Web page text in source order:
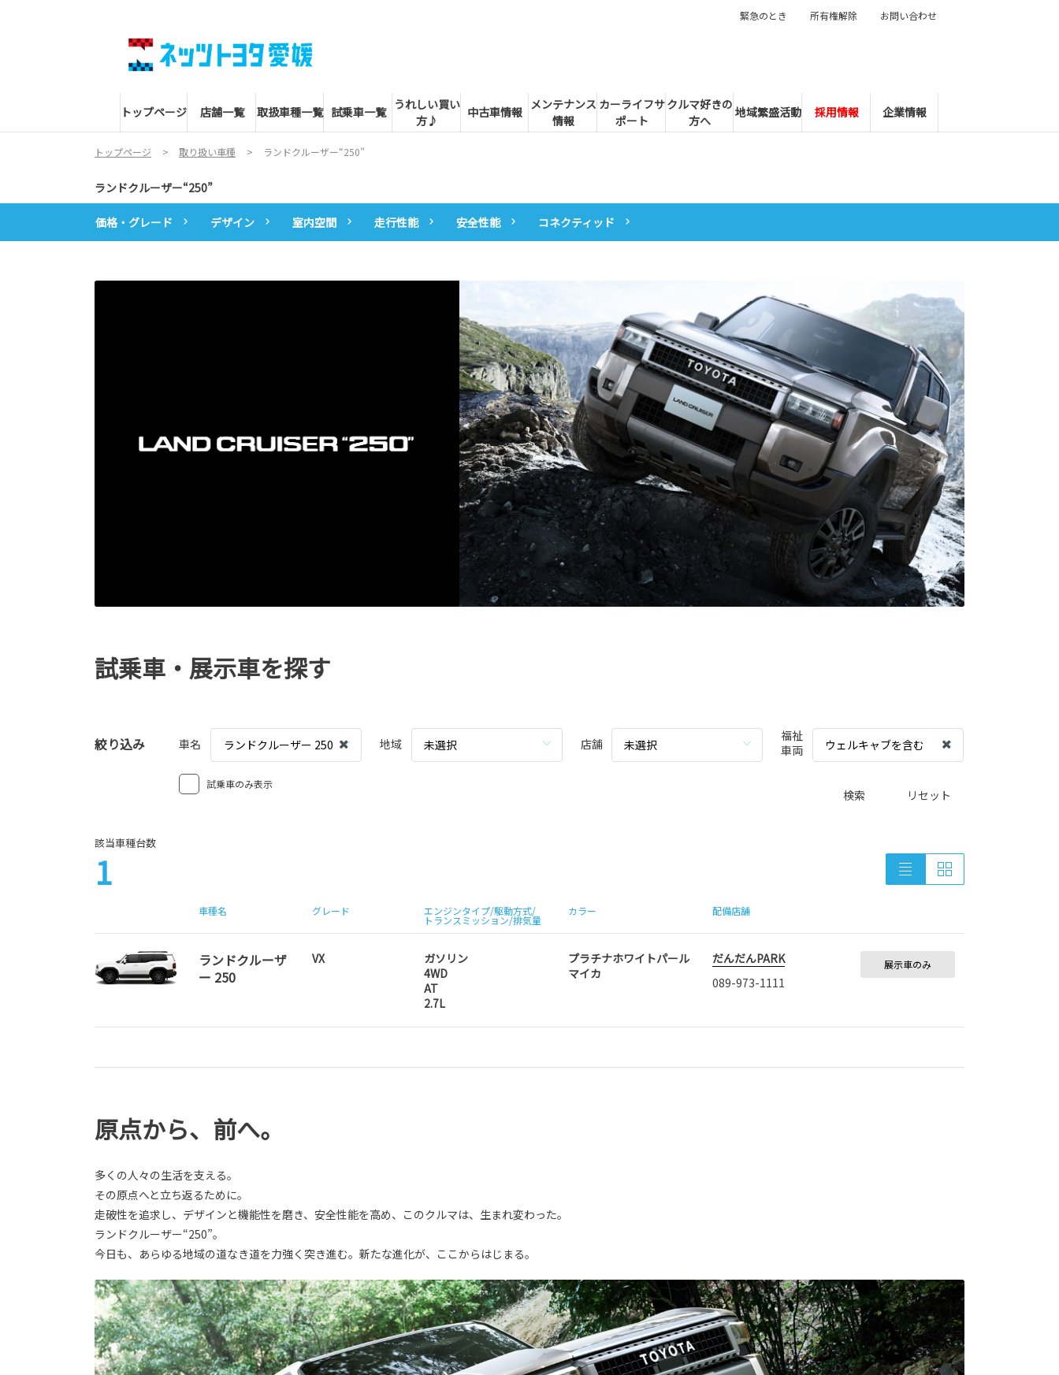
トップページ 店舗一覧 取扱車種一覧 試乗車一覧
うれしい買い
方♪
中古車情報 メンテナンス
情報
カーライフサ
ポート
クルマ好きの
方へ
地域繁盛活動 採用情報 企業情報
緊急のとき 所有権解除 お問い合わせ
トップページ 取り扱い車種 ランドクルーザー“250”
ランドクルーザー“250”
価格・グレード デザイン 室内空間 走行性能 安全性能 コネクティッド
試乗車・展示車を探す
絞り込み 車名 ランドクルーザー 250 地域 未選択 店舗 未選択
福祉
車両
ウェルキャブを含む
試乗車のみ表示
検索 リセット
該当車種台数
1
車種名 グレード エンジンタイプ/駆動方式/
トランスミッション/排気量
カラー 配備店舗
ランドクルーザ
ー 250
VX
ガソリン
4WD
AT
2.7L
プラチナホワイトパール
マイカ
だんだんPARK
089-973-1111
展示車のみ
原点から、前へ。
多くの人々の生活を支える。
その原点へと立ち返るために。
走破性を追求し、デザインと機能性を磨き、安全性能を高め、このクルマは、生まれ変わった。
ランドクルーザー“250”。
今日も、あらゆる地域の道なき道を力強く突き進む。新たな進化が、ここからはじまる。